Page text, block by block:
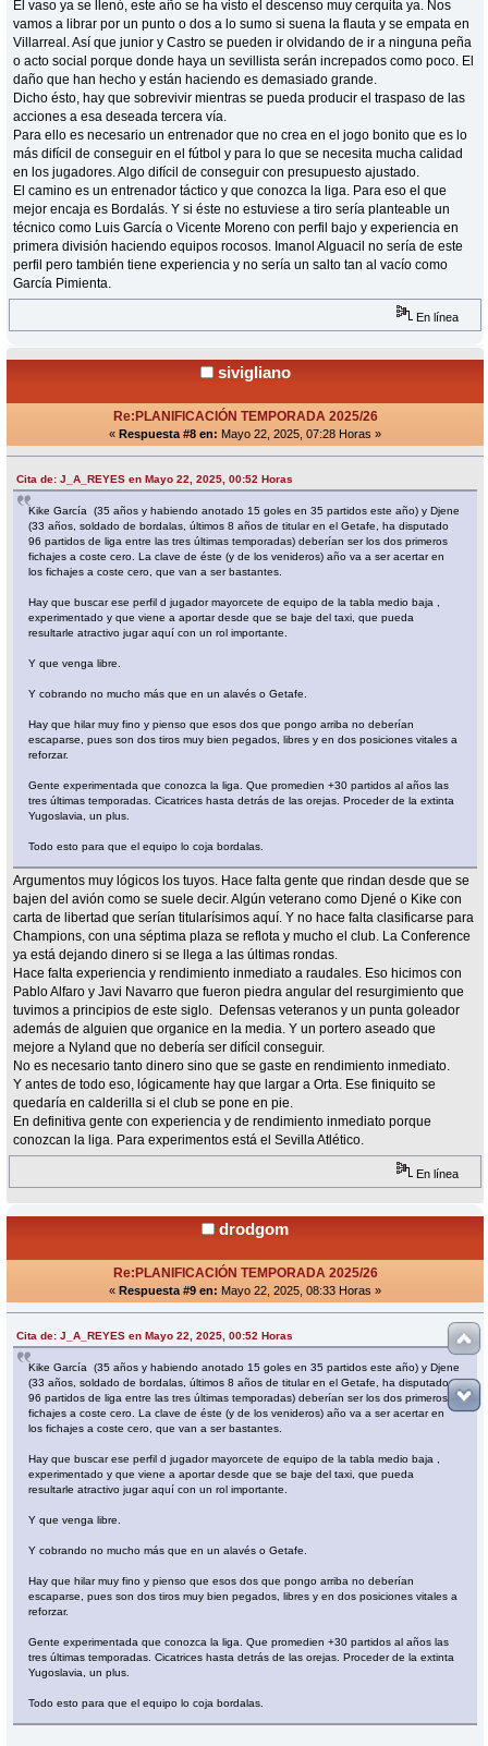
El vaso ya se llenó, este año se ha visto el descenso muy cerquita ya. Nos
vamos a librar por un punto o dos a lo sumo si suena la flauta y se empata en
Villarreal. Así que junior y Castro se pueden ir olvidando de ir a ninguna peña
o acto social porque donde haya un sevillista serán increpados como poco. El
daño que han hecho y están haciendo es demasiado grande.
Dicho ésto, hay que sobrevivir mientras se pueda producir el traspaso de las
acciones a esa deseada tercera vía.
Para ello es necesario un entrenador que no crea en el jogo bonito que es lo
más difícil de conseguir en el fútbol y para lo que se necesita mucha calidad
en los jugadores. Algo difícil de conseguir con presupuesto ajustado.
El camino es un entrenador táctico y que conozca la liga. Para eso el que
mejor encaja es Bordalás. Y si éste no estuviese a tiro sería planteable un
técnico como Luis García o Vicente Moreno con perfil bajo y experiencia en
primera división haciendo equipos rocosos. Imanol Alguacil no sería de este
perfil pero también tiene experiencia y no sería un salto tan al vacío como
García Pimienta.
En línea
sivigliano
Re:PLANIFICACIÓN TEMPORADA 2025/26
« Respuesta #8 en: Mayo 22, 2025, 07:28 Horas »
Cita de: J_A_REYES en Mayo 22, 2025, 00:52 Horas
Kike García (35 años y habiendo anotado 15 goles en 35 partidos este año) y Djene
(33 años, soldado de bordalas, últimos 8 años de titular en el Getafe, ha disputado
96 partidos de liga entre las tres últimas temporadas) deberían ser los dos primeros
fichajes a coste cero. La clave de éste (y de los venideros) año va a ser acertar en
los fichajes a coste cero, que van a ser bastantes.
Hay que buscar ese perfil d jugador mayorcete de equipo de la tabla medio baja ,
experimentado y que viene a aportar desde que se baje del taxi, que pueda
resultarle atractivo jugar aquí con un rol importante.
Y que venga libre.
Y cobrando no mucho más que en un alavés o Getafe.
Hay que hilar muy fino y pienso que esos dos que pongo arriba no deberían
escaparse, pues son dos tiros muy bien pegados, libres y en dos posiciones vitales a
reforzar.
Gente experimentada que conozca la liga. Que promedien +30 partidos al años las
tres últimas temporadas. Cicatrices hasta detrás de las orejas. Proceder de la extinta
Yugoslavia, un plus.
Todo esto para que el equipo lo coja bordalas.
Argumentos muy lógicos los tuyos. Hace falta gente que rindan desde que se
bajen del avión como se suele decir. Algún veterano como Djené o Kike con
carta de libertad que serían titularísimos aquí. Y no hace falta clasificarse para
Champions, con una séptima plaza se reflota y mucho el club. La Conference
ya está dejando dinero si se llega a las últimas rondas.
Hace falta experiencia y rendimiento inmediato a raudales. Eso hicimos con
Pablo Alfaro y Javi Navarro que fueron piedra angular del resurgimiento que
tuvimos a principios de este siglo. Defensas veteranos y un punta goleador
además de alguien que organice en la media. Y un portero aseado que
mejore a Nyland que no debería ser difícil conseguir.
No es necesario tanto dinero sino que se gaste en rendimiento inmediato.
Y antes de todo eso, lógicamente hay que largar a Orta. Ese finiquito se
quedaría en calderilla si el club se pone en pie.
En definitiva gente con experiencia y de rendimiento inmediato porque
conozcan la liga. Para experimentos está el Sevilla Atlético.
En línea
drodgom
Re:PLANIFICACIÓN TEMPORADA 2025/26
« Respuesta #9 en: Mayo 22, 2025, 08:33 Horas »
Cita de: J_A_REYES en Mayo 22, 2025, 00:52 Horas
Kike García (35 años y habiendo anotado 15 goles en 35 partidos este año) y Djene
(33 años, soldado de bordalas, últimos 8 años de titular en el Getafe, ha disputado
96 partidos de liga entre las tres últimas temporadas) deberían ser los dos primeros
fichajes a coste cero. La clave de éste (y de los venideros) año va a ser acertar en
los fichajes a coste cero, que van a ser bastantes.
Hay que buscar ese perfil d jugador mayorcete de equipo de la tabla medio baja ,
experimentado y que viene a aportar desde que se baje del taxi, que pueda
resultarle atractivo jugar aquí con un rol importante.
Y que venga libre.
Y cobrando no mucho más que en un alavés o Getafe.
Hay que hilar muy fino y pienso que esos dos que pongo arriba no deberían
escaparse, pues son dos tiros muy bien pegados, libres y en dos posiciones vitales a
reforzar.
Gente experimentada que conozca la liga. Que promedien +30 partidos al años las
tres últimas temporadas. Cicatrices hasta detrás de las orejas. Proceder de la extinta
Yugoslavia, un plus.
Todo esto para que el equipo lo coja bordalas.